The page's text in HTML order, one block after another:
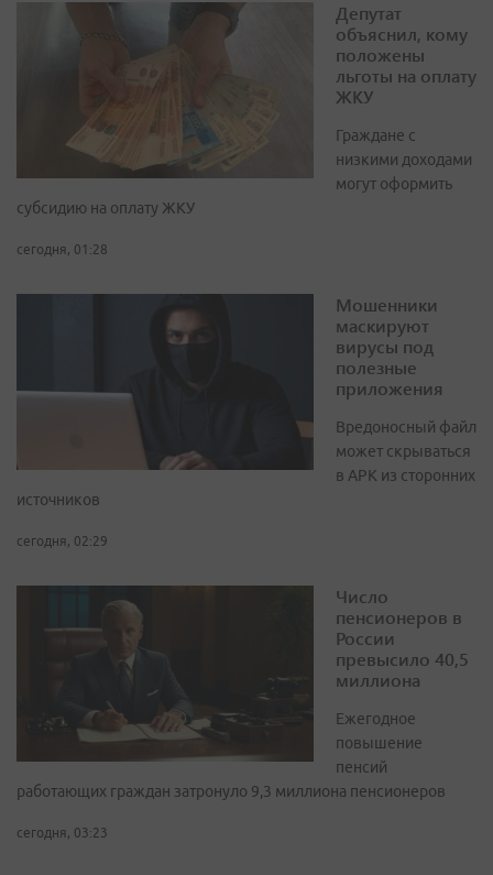
Депутат
объяснил, кому
положены
льготы на оплату
ЖКУ
Граждане с
низкими доходами
могут оформить
субсидию на оплату ЖКУ
сегодня, 01:28
Мошенники
маскируют
вирусы под
полезные
приложения
Вредоносный файл
может скрываться
в APK из сторонних
источников
сегодня, 02:29
Число
пенсионеров в
России
превысило 40,5
миллиона
Ежегодное
повышение
пенсий
работающих граждан затронуло 9,3 миллиона пенсионеров
сегодня, 03:23